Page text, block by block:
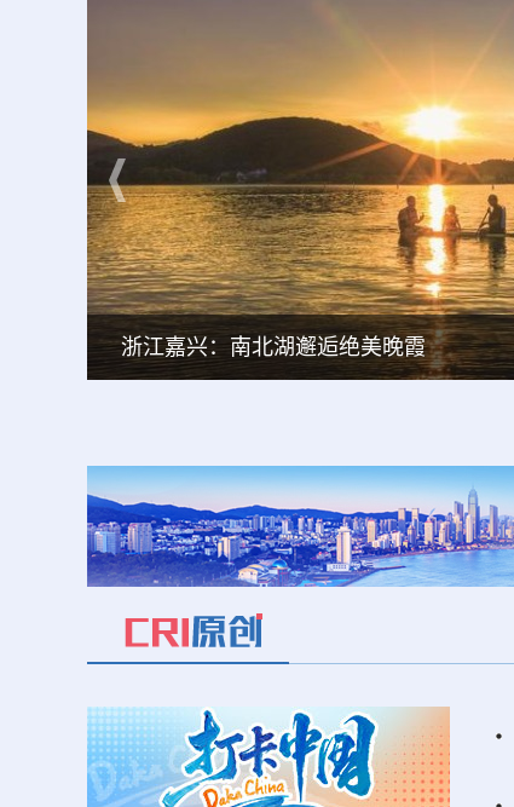
浙江嘉兴：南北湖邂逅绝美晚霞